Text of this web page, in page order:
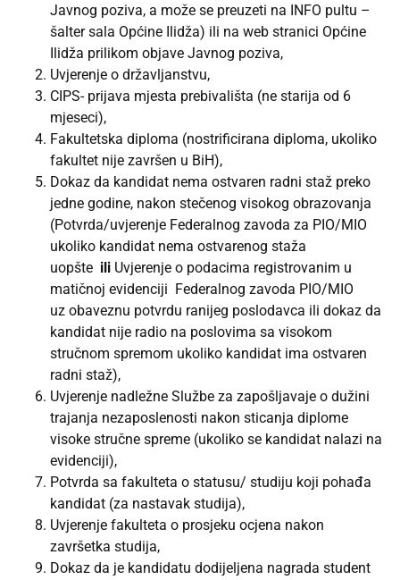
Javnog poziva, a može se preuzeti na INFO pultu –
šalter sala Općine Ilidža) ili na web stranici Općine
Ilidža prilikom objave Javnog poziva,
Uvjerenje o državljanstvu,
CIPS- prijava mjesta prebivališta (ne starija od 6
mjeseci),
Fakultetska diploma (nostrificirana diploma, ukoliko
fakultet nije završen u BiH),
Dokaz da kandidat nema ostvaren radni staž preko
jedne godine, nakon stečenog visokog obrazovanja
(Potvrda/uvjerenje Federalnog zavoda za PIO/MIO
ukoliko kandidat nema ostvarenog staža
uopšte ili Uvjerenje o podacima registrovanim u
matičnoj evidenciji Federalnog zavoda PIO/MIO
uz obaveznu potvrdu ranijeg poslodavca ili dokaz da
kandidat nije radio na poslovima sa visokom
stručnom spremom ukoliko kandidat ima ostvaren
radni staž),
Uvjerenje nadležne Službe za zapošljavaje o dužini
trajanja nezaposlenosti nakon sticanja diplome
visoke stručne spreme (ukoliko se kandidat nalazi na
evidenciji),
Potvrda sa fakulteta o statusu/ studiju koji pohađa
kandidat (za nastavak studija),
Uvjerenje fakulteta o prosjeku ocjena nakon
završetka studija,
Dokaz da je kandidatu dodijeljena nagrada student